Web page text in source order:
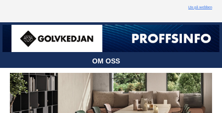
Läs på webben
OM OSS